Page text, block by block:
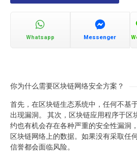
Whatsapp Messenger
你为什么需要区块链网络安全方案？
首先，在区块链生态系统中，任何不基
出现漏洞。 其次，区块链应用程序于
约也有机会存在各种严重的安全性漏洞
区块链网络上的数据。如果没有采取任
信誉都会面临风险。